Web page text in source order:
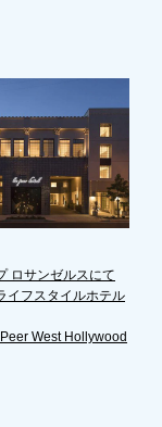
ロサンゼルスにて
イフスタイルホテル
West Hollywood